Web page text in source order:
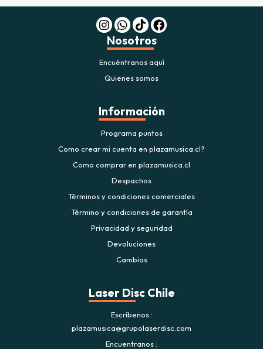
Nosotros
Encuéntranos aquí
Quienes somos
Información
Programa puntos
Como crear mi cuenta en plazamusica.cl?
Como comprar en plazamusica.cl
Despachos
Términos y condiciones comerciales
Término y condiciones de garantía
Privacidad y seguridad
Devoluciones
Cambios
Laser Disc Chile
Escríbenos
plazamusica@grupolaserdisc.com
Encuentranos